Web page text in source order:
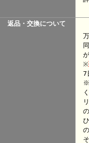
返品・交換について
※
7
※